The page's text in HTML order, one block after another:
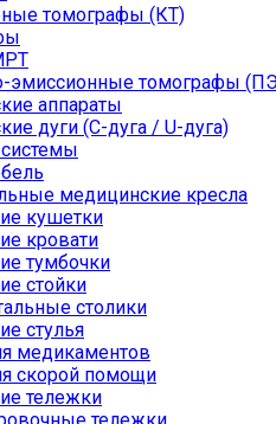
томографы (КТ)
эмиссионные томографы
аппараты
дуги (С-дуга / U-дуга)
медицинские кресла
кушетки
кровати
тумбочки
стойки
столики
стулья
медикаментов
скорой помощи
тележки